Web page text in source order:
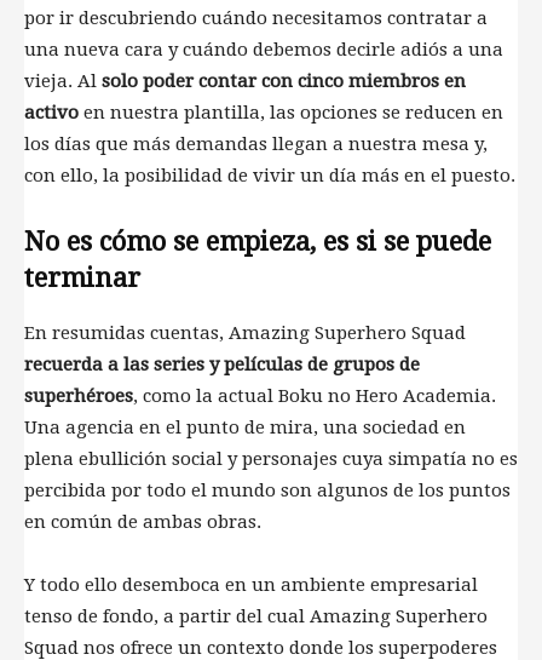
por ir descubriendo cuándo necesitamos contratar a
una nueva cara y cuándo debemos decirle adiós a una
vieja. Al solo poder contar con cinco miembros en
activo en nuestra plantilla, las opciones se reducen en
los días que más demandas llegan a nuestra mesa y,
con ello, la posibilidad de vivir un día más en el puesto.
No es cómo se empieza, es si se puede
terminar
En resumidas cuentas, Amazing Superhero Squad
recuerda a las series y películas de grupos de
superhéroes, como la actual Boku no Hero Academia.
Una agencia en el punto de mira, una sociedad en
plena ebullición social y personajes cuya simpatía no es
percibida por todo el mundo son algunos de los puntos
en común de ambas obras.
Y todo ello desemboca en un ambiente empresarial
tenso de fondo, a partir del cual Amazing Superhero
Squad nos ofrece un contexto donde los superpoderes